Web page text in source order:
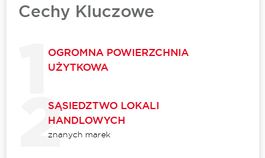
Cechy Kluczowe
OGROMNA POWIERZCHNIA
UŻYTKOWA
SĄSIEDZTWO LOKALI
HANDLOWYCH
znanych marek